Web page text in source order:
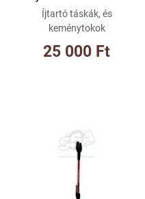
Íjtartó táskák, és
keménytokok
25 000 Ft